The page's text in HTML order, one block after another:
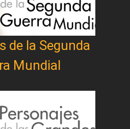
de la Segunda
Mundial